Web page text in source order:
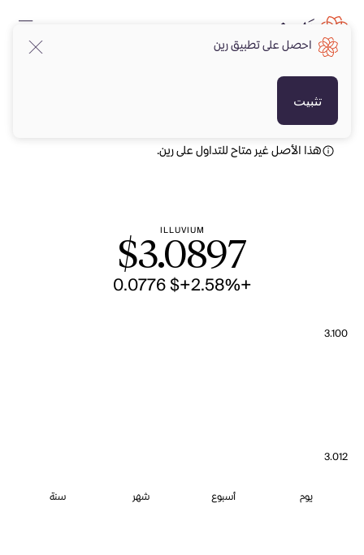
هذا الأصل غير متاح للتداول على رين.
ILLUVIUM
$3.0897
+2.58%
+$ 0.0776
3.100
3.012
يوم أسبوع شهر سنة
احصل على تطبيق رين
تثبيت